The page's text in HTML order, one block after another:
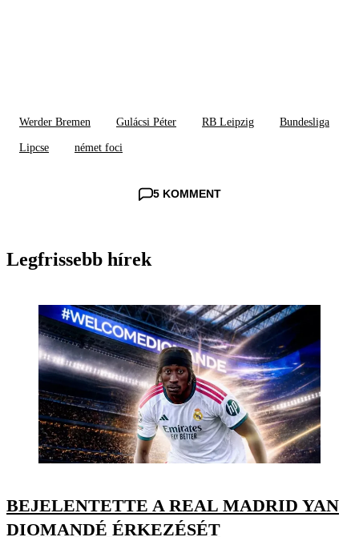
Werder Bremen Gulácsi Péter RB Leipzig Bundesliga
Lipcse német foci
5 KOMMENT
Legfrissebb hírek
BEJELENTETTE A REAL MADRID YAN
DIOMANDÉ ÉRKEZÉSÉT